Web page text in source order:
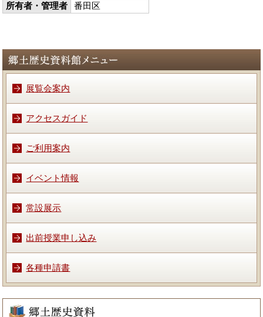
所有者・管理者
番田区
展覧会案内
アクセスガイド
ご利用案内
イベント情報
常設展示
出前授業申し込み
各種申請書